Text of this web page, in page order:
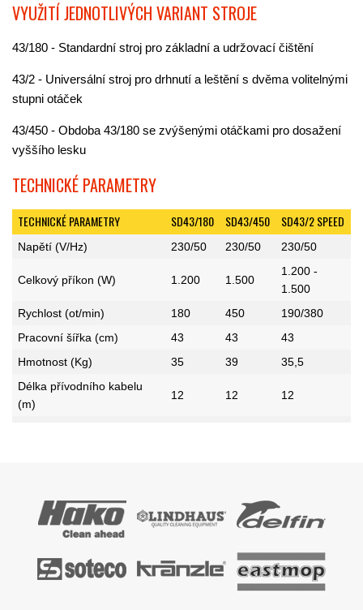
VYUŽITÍ JEDNOTLIVÝCH VARIANT STROJE
43/180 - Standardní stroj pro základní a udržovací čištění
43/2 - Universální stroj pro drhnutí a leštění s dvěma volitelnými
stupni otáček
43/450 - Obdoba 43/180 se zvýšenými otáčkami pro dosažení
vyššího lesku
TECHNICKÉ PARAMETRY
TECHNICKÉ PARAMETRY SD43/180 SD43/450 SD43/2 SPEED
Napětí (V/Hz) 230/50 230/50 230/50
Celkový příkon (W) 1.200 1.500
1.200 -
1.500
Rychlost (ot/min)
180 450
190/380
Pracovní šířka (cm)
43 43
43
Hmotnost (Kg)
35 39
35,5
Délka přívodního kabelu
(m)
12 12 12